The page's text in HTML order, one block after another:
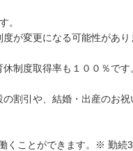
。
が変更になる可能性があり
制度取得率も１００％です
割引や、結婚・出産のお祝
くことができます。※ 勤続3